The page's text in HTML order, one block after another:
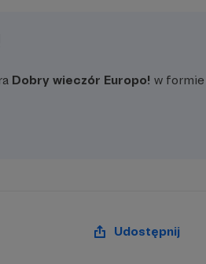
z Patronami
społeczność,
12zł.
Dobry wieczór Europo! w
Udostępnij